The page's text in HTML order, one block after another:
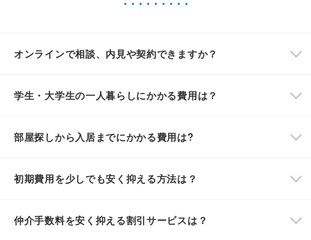
オンラインで相談、内見や契約できますか？
学生・大学生の一人暮らしにかかる費用は？
部屋探しから入居までにかかる費用は?
初期費用を少しでも安く抑える方法は？
仲介手数料を安く抑える割引サービスは？